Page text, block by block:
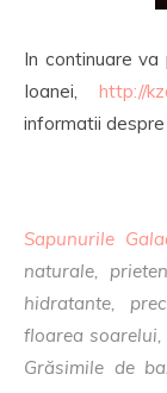
In continuare
Ioanei, http://
informatii
Sapunurile
naturale,
hidratante,
floarea soarelui,
Grăsimile de